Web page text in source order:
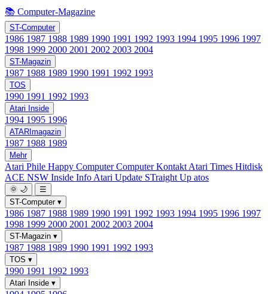
📚 Computer-Magazine
ST-Computer
1986 1987 1988 1989 1990 1991 1992 1993 1994 1995 1996 1997
1998 1999 2000 2001 2002 2003 2004
ST-Magazin
1987 1988 1989 1990 1991 1992 1993
TOS
1990 1991 1992 1993
Atari Inside
1994 1995 1996
ATARImagazin
1987 1988 1989
Mehr
Atari Phile Happy ComputerComputer Kontakt Atari Times Hitdisk
ACE NSW Inside Info Atari Update STraight Up atos
🌞 🌙
☰
ST-Computer ▾
1986 1987 1988 1989 1990 1991 1992 1993 1994 1995 1996 1997
1998 1999 2000 2001 2002 2003 2004
ST-Magazin ▾
1987 1988 1989 1990 1991 1992 1993
TOS ▾
1990 1991 1992 1993
Atari Inside ▾